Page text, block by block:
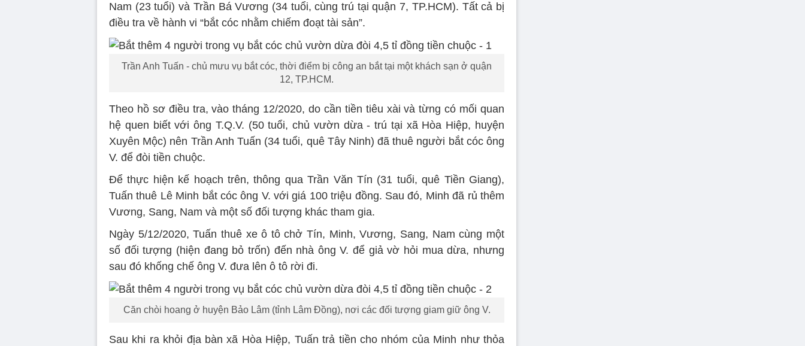
Nam (23 tuổi) và Trần Bá Vương (34 tuổi, cùng trú tại quận 7, TP.HCM). Tất cả bị
điều tra về hành vi “bắt cóc nhằm chiếm đoạt tài sản”.
Trần Anh Tuấn - chủ mưu vụ bắt cóc, thời điểm bị công an bắt tại một khách sạn ở quận
12, TP.HCM.
Theo hồ sơ điều tra, vào tháng 12/2020, do cần tiền tiêu xài và từng có mối quan
hệ quen biết với ông T.Q.V. (50 tuổi, chủ vườn dừa - trú tại xã Hòa Hiệp, huyện
Xuyên Mộc) nên Trần Anh Tuấn (34 tuổi, quê Tây Ninh) đã thuê người bắt cóc ông
V. để đòi tiền chuộc.
Để thực hiện kế hoạch trên, thông qua Trần Văn Tín (31 tuổi, quê Tiền Giang),
Tuấn thuê Lê Minh bắt cóc ông V. với giá 100 triệu đồng. Sau đó, Minh đã rủ thêm
Vương, Sang, Nam và một số đối tượng khác tham gia.
Ngày 5/12/2020, Tuấn thuê xe ô tô chở Tín, Minh, Vương, Sang, Nam cùng một
số đối tượng (hiện đang bỏ trốn) đến nhà ông V. để giả vờ hỏi mua dừa, nhưng
sau đó khống chế ông V. đưa lên ô tô rời đi.
Căn chòi hoang ở huyện Bảo Lâm (tỉnh Lâm Đồng), nơi các đối tượng giam giữ ông V.
Sau khi ra khỏi địa bàn xã Hòa Hiệp, Tuấn trả tiền cho nhóm của Minh như thỏa